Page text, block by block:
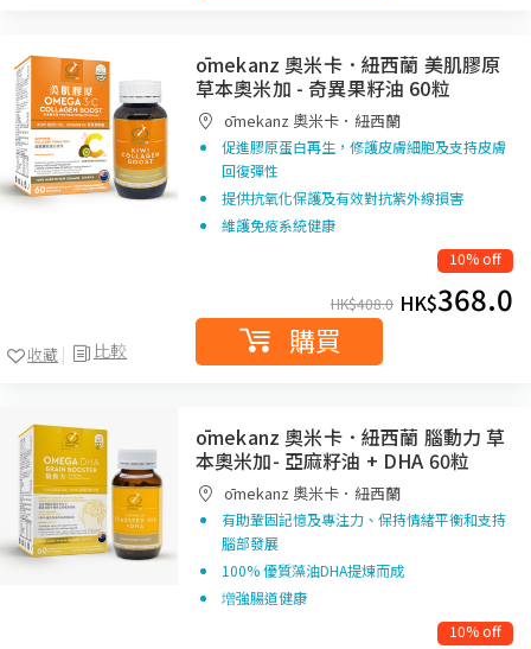
比較
收藏
ōmekanz 奧米卡．紐西蘭 美肌膠原
草本奧米加 - 奇異果籽油 60粒
ōmekanz 奧米卡．紐西蘭
促進膠原蛋白再生，修護皮膚細胞及支持皮膚
回復彈性
提供抗氧化保護及有效對抗紫外線損害
維護免疫系統健康
10% off
HK$408.0 HK$368.0
購買
ōmekanz 奧米卡．紐西蘭 腦動力 草
本奧米加- 亞麻籽油 + DHA 60粒
ōmekanz 奧米卡．紐西蘭
有助鞏固記憶及專注力、保持情緒平衡和支持
腦部發展
100% 優質藻油DHA提煉而成
増強腸道健康
10% off